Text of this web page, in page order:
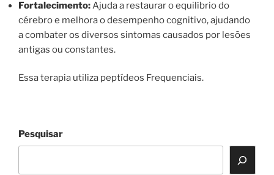
Fortalecimento:Ajuda a restaurar o equilíbrio do
cérebro e melhora o desempenho cognitivo, ajudando
a combater os diversos sintomas causados por lesões
antigas ou constantes.
Essa terapia utiliza peptídeos Frequenciais.
Pesquisar